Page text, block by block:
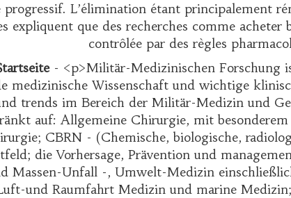
progressif. L’élimination étant principalement
expliquent que des recherches comme acheter
contrôlée par des règles
- <p>Militär-Medizinischen Forschung
medizinische Wissenschaft und wichtige
trends im Bereich der Militär-Medizin und
auf: Allgemeine Chirurgie, mit
CBRN - (Chemische, biologische,
die Vorhersage, Prävention und
Massen-Unfall -, Umwelt-Medizin
und Raumfahrt Medizin und marine